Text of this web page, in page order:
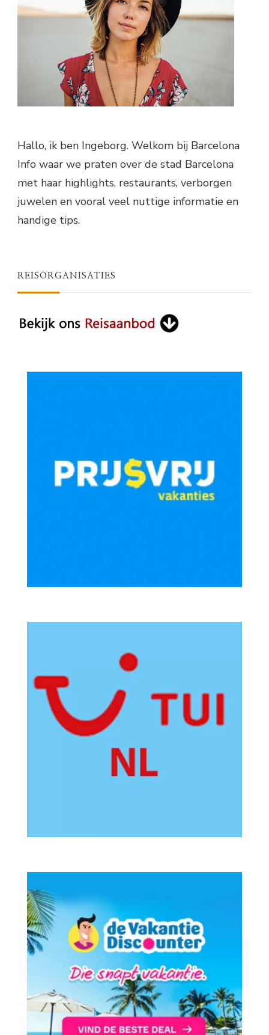
Hallo, ik ben Ingeborg. Welkom bij Barcelona
Info waar we praten over de stad Barcelona
met haar highlights, restaurants, verborgen
juwelen en vooral veel nuttige informatie en
handige tips.
REISORGANISATIES